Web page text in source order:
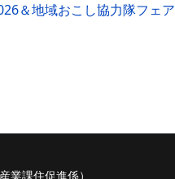
＆地域おこし協力隊フェア
業課住促進係）